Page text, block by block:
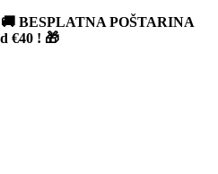
BESPLATNA POŠTARINA
€40 ! 🎁